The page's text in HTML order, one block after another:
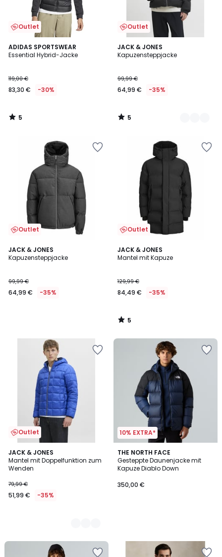
Outlet
ADIDAS SPORTSWEAR
Essential Hybrid-Jacke
119,00 €
83,30 € -30%
5
/
5
/
Outlet
JACK & JONES
Kapuzensteppjacke
99,99 €
64,99 € -35%
5
/
2
Farben
5
/
Outlet
JACK & JONES
Kapuzensteppjacke
99,99 €
64,99 € -35%
Outlet
JACK & JONES
Mantel mit Kapuze
129,99 €
84,49 € -35%
5
/
5
/
Outlet
JACK & JONES
Mantel mit Doppelfunktion zum
Wenden
79,99 €
51,99 € -35%
2
Farben
10% EXTRA*
THE NORTH FACE
Gesteppte Daunenjacke mit
Kapuze Diablo Down
350,00 €